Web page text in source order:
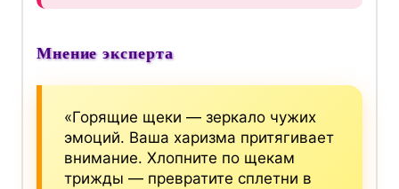
Мнение эксперта
«Горящие щеки — зеркало чужих
эмоций. Ваша харизма притягивает
внимание. Хлопните по щекам
трижды — превратите сплетни в